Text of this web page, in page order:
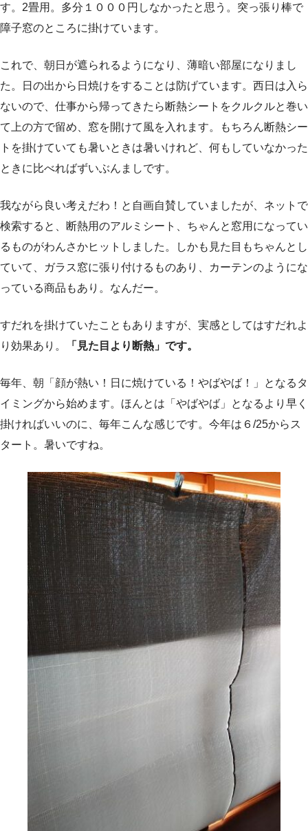
す。2畳用。多分１０００円しなかったと思う。突っ張り棒で
障子窓のところに掛けています。
これで、朝日が遮られるようになり、薄暗い部屋になりまし
た。日の出から日焼けをすることは防げています。西日は入ら
ないので、仕事から帰ってきたら断熱シートをクルクルと巻い
て上の方で留め、窓を開けて風を入れます。もちろん断熱シー
トを掛けていても暑いときは暑いけれど、何もしていなかった
ときに比べればずいぶんましです。
我ながら良い考えだわ！と自画自賛していましたが、ネットで
検索すると、断熱用のアルミシート、ちゃんと窓用になってい
るものがわんさかヒットしました。しかも見た目もちゃんとし
ていて、ガラス窓に張り付けるものあり、カーテンのようにな
っている商品もあり。なんだー。
すだれを掛けていたこともありますが、実感としてはすだれよ
り効果あり。
「見た目より断熱」です。
毎年、朝「顔が熱い！日に焼けている！やばやば！」となるタ
イミングから始めます。ほんとは「やばやば」となるより早く
掛ければいいのに、毎年こんな感じです。今年は６/25からス
タート。暑いですね。